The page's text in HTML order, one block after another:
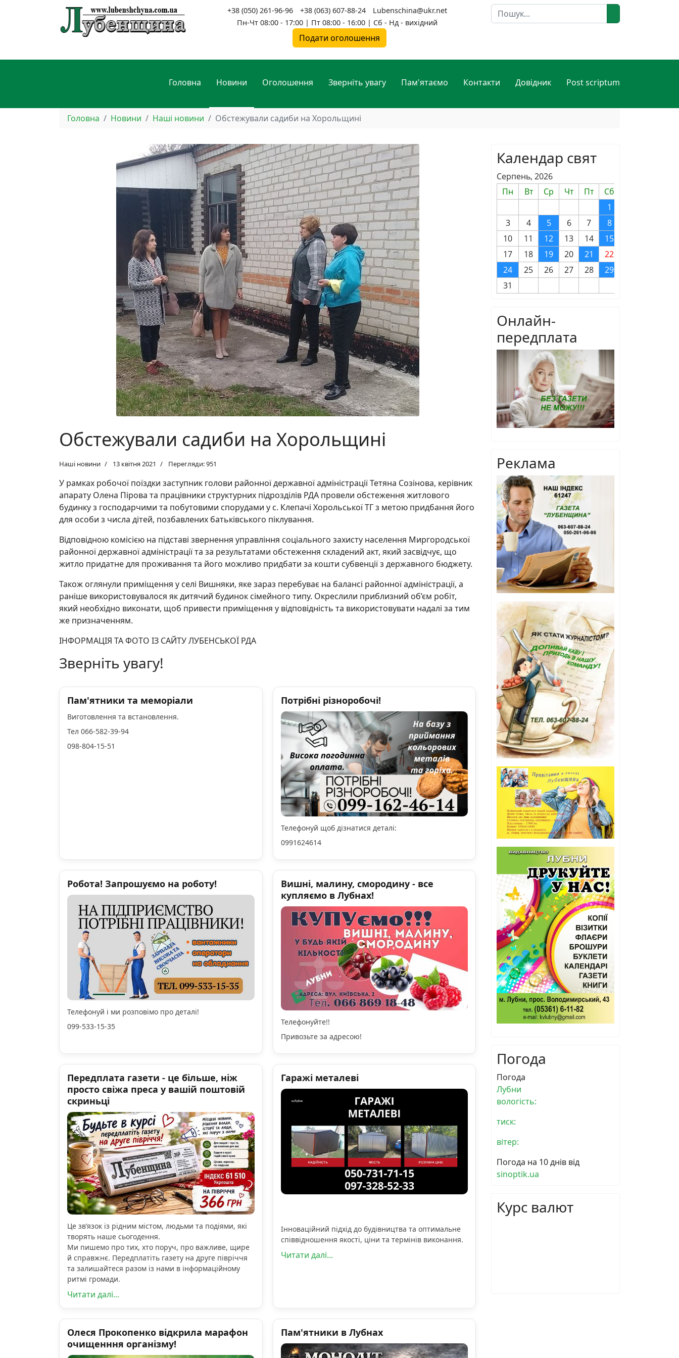
+38 (050) 261-96-96 +38 (063) 607-88-24
Lubenschina@ukr.net
Пн-Чт 08:00 - 17:00 | Пт 08:00 - 16:00 | Сб - Нд - вихідний
Подати оголошення
Пошук
Головна Новини Оголошення Зверніть увагу Пам'ятаємо Контакти Довідник Post scriptum
Головна Новини Наші новини Обстежували садиби на Хорольщині
Обстежували садиби на Хорольщині
Наші новини 13 квітня 2021 Перегляди: 951
У рамках робочої поїздки заступник голови районної державної адміністрації Тетяна Созінова, керівник
апарату Олена Пірова та працівники структурних підрозділів РДА провели обстеження житлового
будинку з господарчими та побутовими спорудами у с. Клепачі Хорольської ТГ з метою придбання його
для особи з числа дітей, позбавлених батьківського піклування.
Відповідною комісією на підставі звернення управління соціального захисту населення Миргородської
районної державної адміністрації та за результатами обстеження складений акт, який засвідчує, що
житло придатне для проживання та його можливо придбати за кошти субвенції з державного бюджету.
Також оглянули приміщення у селі Вишняки, яке зараз перебуває на балансі районної адміністрації, а
раніше використовувалося як дитячий будинок сімейного типу. Окреслили приблизний об’єм робіт,
який необхідно виконати, щоб привести приміщення у відповідність та використовувати надалі за тим
же призначенням.
ІНФОРМАЦІЯ ТА ФОТО ІЗ САЙТУ ЛУБЕНСЬКОЇ РДА
Зверніть увагу!
Пам'ятники та меморіали
Виготовлення та встановлення.
Тел 066-582-39-94
098-804-15-51
Потрібні різноробочі!
Телефонуй щоб дізнатися деталі:
0991624614
Робота! Запрошуємо на роботу!
Телефонуй і ми розповімо про деталі!
099-533-15-35
Вишні, малину, смородину - все
купляємо в Лубнах!
Телефонуйте!!
Привозьте за адресою!
Передплата газети - це більше, ніж
просто свіжа преса у вашій поштовій
скриньці
Це зв’язок із рідним містом, людьми та подіями, які
творять наше сьогодення.
Ми пишемо про тих, хто поруч, про важливе, щире
й справжнє. Передплатіть газету на друге півріччя
та залишайтеся разом із нами в інформаційному
ритмі громади.
Читати далі...
Гаражі металеві
Інноваційний підхід до будівництва та оптимальне
співвідношення якості, ціни та термінів виконання.
Читати далі...
Олеся Прокопенко відкрила марафон
очищенння організму!
Пам'ятники в Лубнах
Календар свят
Серпень, 2026
Пн
Вт Ср Чт Пт Сб
1
3
4 5 6 7 8
10
11 12 13 14 15
17
18 19 20 21 22
24
25 26 27 28 29
31
Онлайн-
передплата
Реклама
Погода
Погода
Лубни
вологість:
тиск:
вітер:
Погода на 10 днів від
sinoptik.ua
Курс валют